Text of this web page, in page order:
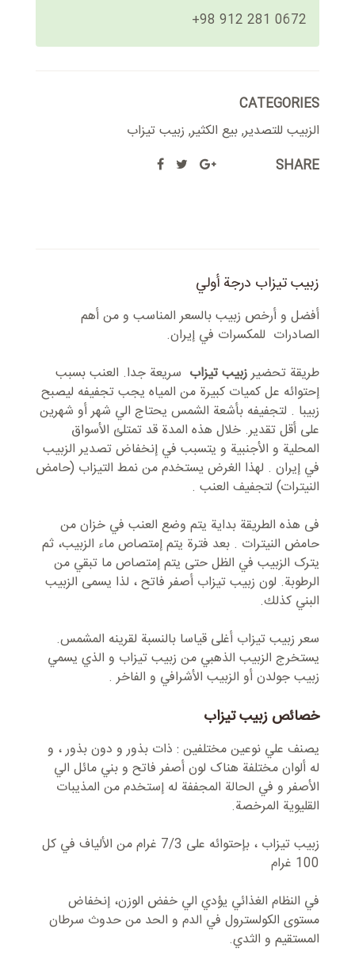
+98 912 281 0672
CATEGORIES
الزبيب للتصدير,بيع الكثير, زبيب تیزاب
SHARE
زبیب تیزاب درجة أولي
أفضل و أرخص زبیب بالسعر المناسب و من أهم
الصادرات للمكسرات في إيران.
طریقة تحضیرزبیب تیزاب سریعة جدا. العنب بسبب
إحتوائه عل کمیات کبیرة من المیاه یجب تجفیفه لیصبح
زبیبا . لتجفیفه بأشعة الشمس یحتاج الي شهر أو شهرين
علی أقل تقدیر. خلال هذه المدة قد تمتلئ الأسواق
المحلية و الأجنبیة و یتسبب في إنخفاض تصدیر الزبیب
في إیران . لهذا الغرض يستخدم من نمط التیزاب (حامض
النیترات) لتجفيف العنب .
فی هذه الطريقة بداية یتم وضع العنب في خزان من
حامض النیترات . بعد فترة یتم إمتصاص ماء الزبیب، ثم
یترک الزبیب في الظل حتی یتم إمتصاص ما تبقي من
الرطوبة. لون زبیب تیزاب أصفر فاتح ، لذا یسمی الزبیب
البني کذلك.
سعر زبيب تیزاب أغلی قیاسا بالنسبة لقرینه المشمس.
یستخرج الزبیب الذهبي من زبیب تیزاب و الذي یسمي
زبیب جولدن أو الزبیب الأشرافي و الفاخر .
خصائص زبیب تیزاب
یصنف علي نوعین مختلفین : ذات بذور و دون بذور ، و
له ألوان مختلفة هناک لون أصفر فاتح و بني مائل الي
الأصفر و في الحالة المجففة له إستخدم من المذیبات
القلیوية المرخصة.
زبیب تیزاب ، بإحتوائه علی 7/3 غرام من الألیاف في کل
100 غرام
في النظام الغذائي يؤدي الي خفض الوزن، إنخفاض
مستوى الكولسترول في الدم و الحد من حدوث سرطان
المستقیم و الثدي.